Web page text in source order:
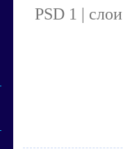
PSD 1 |